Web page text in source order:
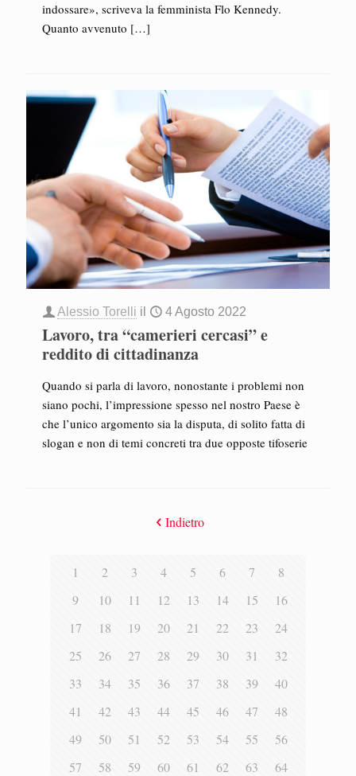
indossare», scriveva la femminista Flo Kennedy.
Quanto avvenuto […]
Alessio Torelli il 4 Agosto 2022
Lavoro, tra “camerieri cercasi” e
reddito di cittadinanza
Quando si parla di lavoro, nonostante i problemi non
siano pochi, l’impressione spesso nel nostro Paese è
che l’unico argomento sia la disputa, di solito fatta di
slogan e non di temi concreti tra due opposte tifoserie
Indietro
1 2 3 4 5 6 7
8
9
10 11 12 13 14 15
16
17
18 19 20 21 22 23
24
25
26 27 28 29 30 31
32
33
34 35 36 37 38 39
40
41
42 43 44 45 46 47
48
49
50 51 52 53 54 55
56
57
58 59 60 61 62 63
64